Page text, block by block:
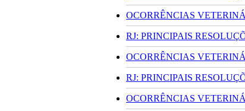
OCORRÊNCIAS
RJ: PRINCIPAIS
OCORRÊNCIAS
RJ: PRINCIPAIS
OCORRÊNCIAS